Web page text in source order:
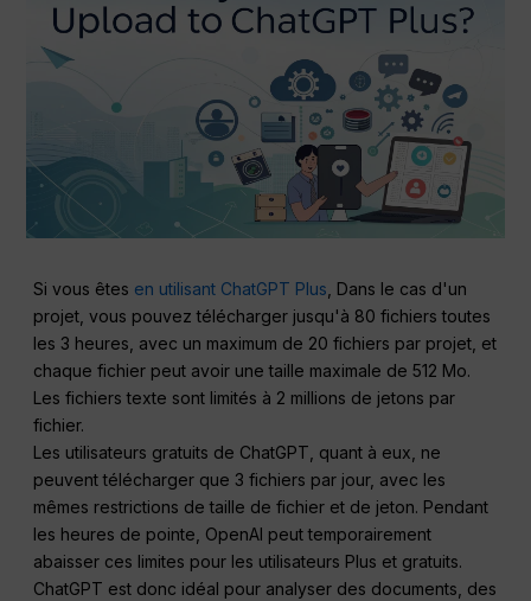
Si vous êtes en utilisant ChatGPT Plus , Dans le cas d'un
projet, vous pouvez télécharger jusqu'à 80 fichiers toutes
les 3 heures, avec un maximum de 20 fichiers par projet, et
chaque fichier peut avoir une taille maximale de 512 Mo.
Les fichiers texte sont limités à 2 millions de jetons par
fichier.
Les utilisateurs gratuits de ChatGPT, quant à eux, ne
peuvent télécharger que 3 fichiers par jour, avec les
mêmes restrictions de taille de fichier et de jeton. Pendant
les heures de pointe, OpenAI peut temporairement
abaisser ces limites pour les utilisateurs Plus et gratuits.
ChatGPT est donc idéal pour analyser des documents, des